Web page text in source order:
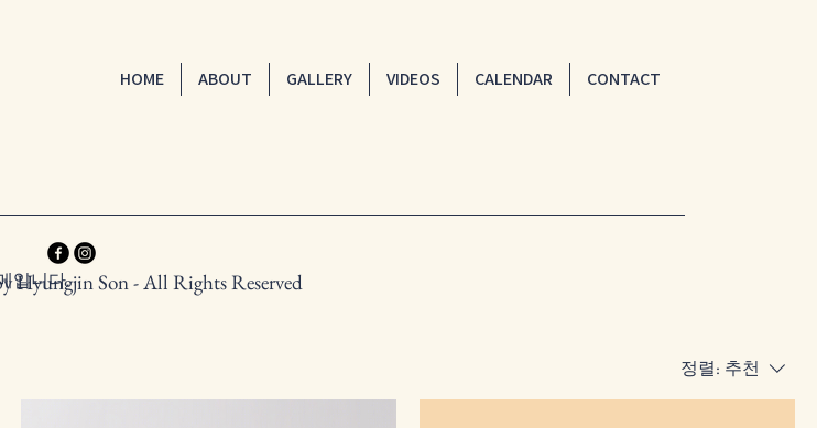
HOME ABOUT GALLERY VIDEOS CALENDAR CONTACT
입니다.
정렬: 추천
Hyungjin Son - All Rights Reserved